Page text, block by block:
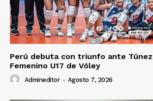
Perú debuta con triunfo ante
Femenino U17 de Vóley
Admineditor - Agosto 7, 2026